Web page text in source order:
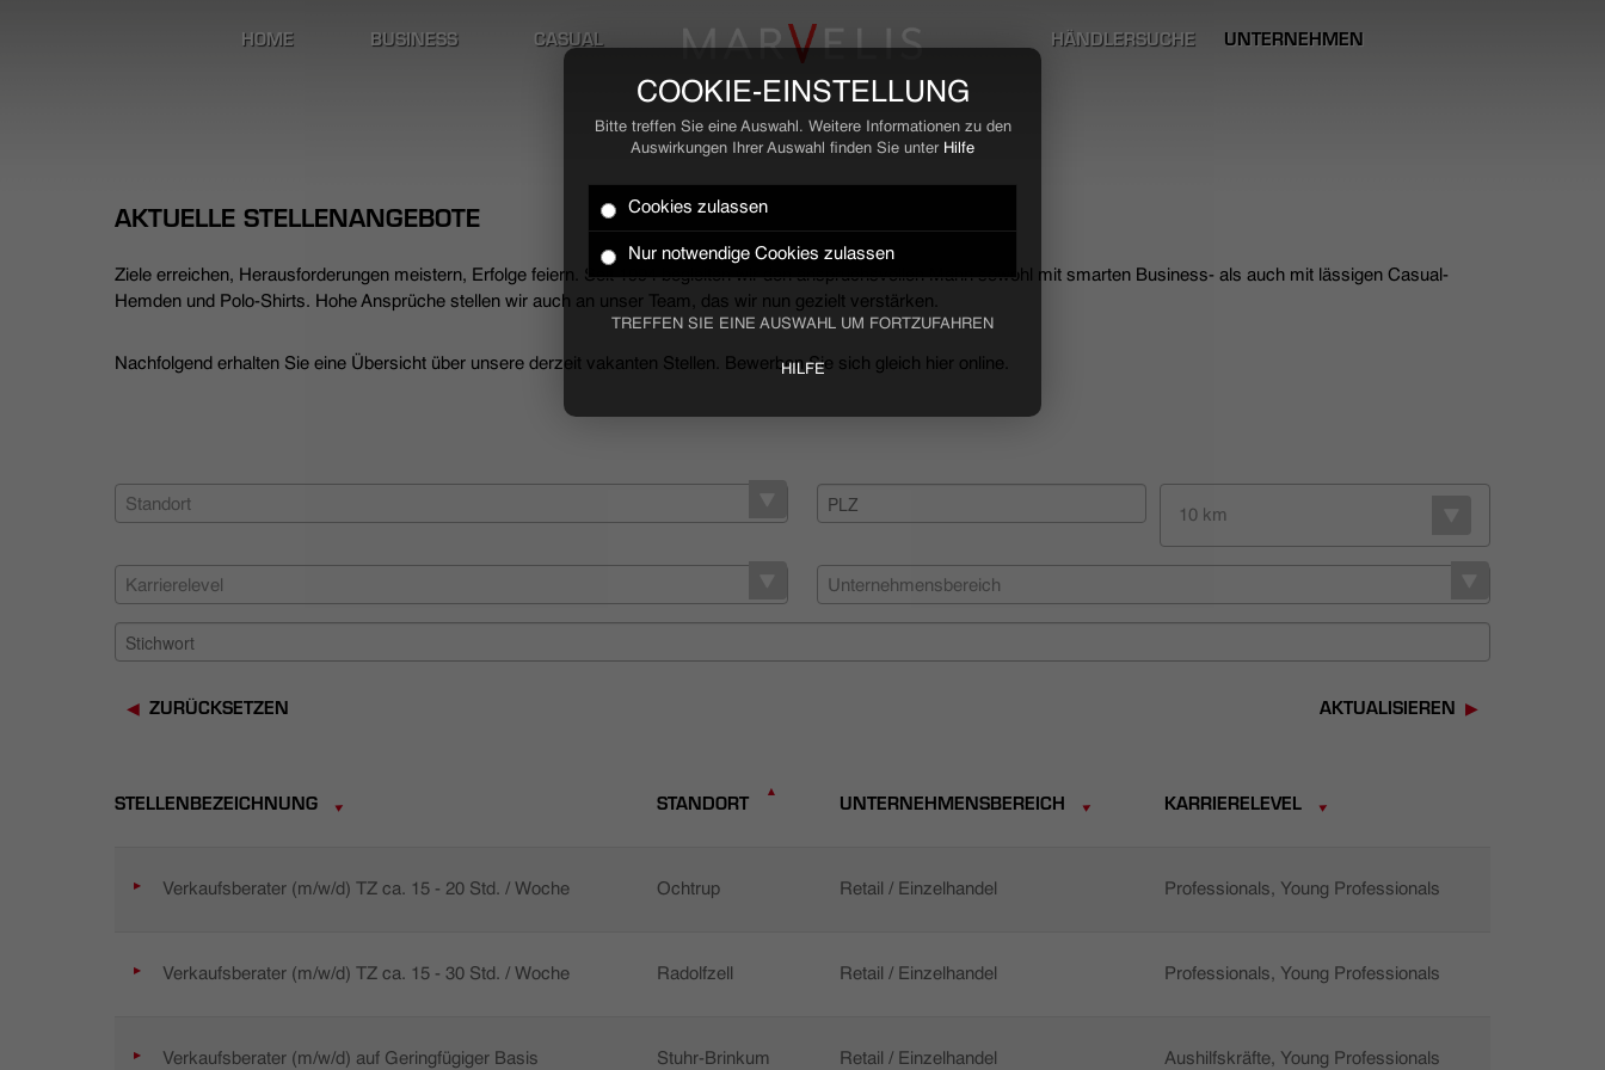
COOKIE-EINSTELLUNG
Bitte treffen Sie eine Auswahl. Weitere Informationen zu den
Auswirkungen Ihrer Auswahl finden Sie unter Hilfe
Cookies zulassen
Nur notwendige Cookies zulassen
TREFFEN SIE EINE AUSWAHL UM FORTZUFAHREN
HILFE
HOME BUSINESS CASUAL UNTERNEHMEN
HÄNDLERSUCHE
AKTUELLE STELLENANGEBOTE
Ziele erreichen, Herausforderungen meistern, Erfolge feiern. Seit 1994 begleiten wir den anspruchsvollen Mann sowohl mit smarten Business- als auch mit lässigen Casual-
Hemden und Polo-Shirts. Hohe Ansprüche stellen wir auch an unser Team, das wir nun gezielt verstärken.
Nachfolgend erhalten Sie eine Übersicht über unsere derzeit vakanten Stellen. Bewerben Sie sich gleich hier online.
Standort
10 km
Karrierelevel Unternehmensbereich
ZURÜCKSETZEN AKTUALISIEREN
STELLENBEZEICHNUNG STANDORT UNTERNEHMENSBEREICH KARRIERELEVEL
Verkaufsberater (m/w/d) TZ ca. 15 - 20 Std. / Woche Ochtrup Retail / Einzelhandel Professionals, Young Professionals
Verkaufsberater (m/w/d) TZ ca. 15 - 30 Std. / Woche Radolfzell Retail / Einzelhandel Professionals, Young Professionals
Verkaufsberater (m/w/d) auf Geringfügiger Basis Stuhr-Brinkum Retail / Einzelhandel Aushilfskräfte, Young Professionals